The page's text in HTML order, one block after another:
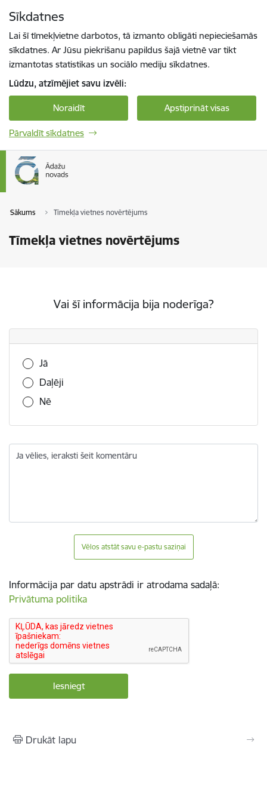
Sīkdatnes
Lai šī tīmekļvietne darbotos, tā izmanto obligāti nepieciešamās
sīkdatnes. Ar Jūsu piekrišanu papildus šajā vietnē var tikt
izmantotas statistikas un sociālo mediju sīkdatnes.
Lūdzu, atzīmējiet savu izvēli:
Noraidīt Apstiprināt visas
Pārvaldīt sīkdatnes
Sākums Tīmekļa vietnes novērtējums
Tīmekļa vietnes novērtējums
Vai šī informācija bija noderīga?
Vai šī informācija bija noderīga?
Jā
Daļēji
Nē
Ja vēlies, ieraksti šeit komentāru
Vēlos atstāt savu e-pastu saziņai
Informācija par datu apstrādi ir atrodama sadaļā:
Privātuma politika
Drukāt lapu